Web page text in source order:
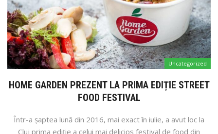
Uncategorized
HOME GARDEN PREZENT LA PRIMA EDIȚIE STREET
FOOD FESTIVAL
Într-a șaptea lună din 2016, mai exact în iulie, a avut loc la
Cluj prima ediție a celui mai delicios festival de food din